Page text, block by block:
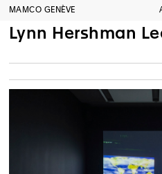
MAMCO GENÈVE
Lynn Hershman